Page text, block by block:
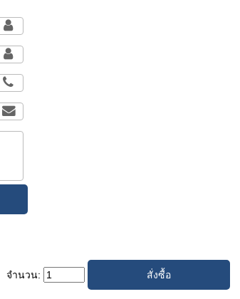
จำนวน: